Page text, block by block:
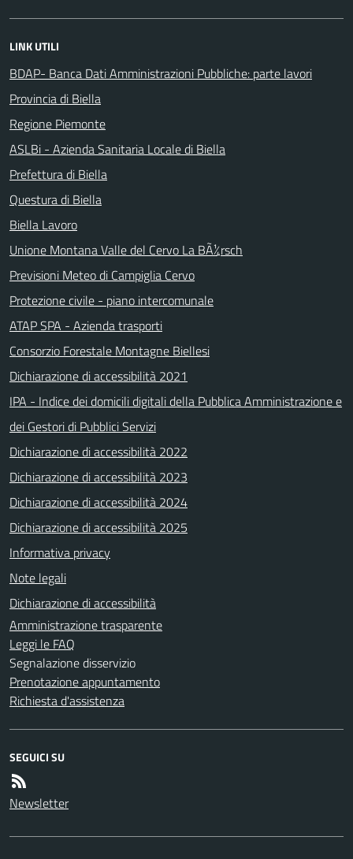
LINK UTILI
BDAP- Banca Dati Amministrazioni Pubbliche: parte lavori
Provincia di Biella
Regione Piemonte
ASLBi - Azienda Sanitaria Locale di Biella
Prefettura di Biella
Questura di Biella
Biella Lavoro
Unione Montana Valle del Cervo La BÃ¼rsch
Previsioni Meteo di Campiglia Cervo
Protezione civile - piano intercomunale
ATAP SPA - Azienda trasporti
Consorzio Forestale Montagne Biellesi
Dichiarazione di accessibilità 2021
IPA - Indice dei domicili digitali della Pubblica Amministrazione e
dei Gestori di Pubblici Servizi
Dichiarazione di accessibilità 2022
Dichiarazione di accessibilità 2023
Dichiarazione di accessibilità 2024
Dichiarazione di accessibilità 2025
Informativa privacy
Note legali
Dichiarazione di accessibilità
Amministrazione trasparente
Leggi le FAQ
Segnalazione disservizio
Prenotazione appuntamento
Richiesta d'assistenza
SEGUICI SU
Newsletter